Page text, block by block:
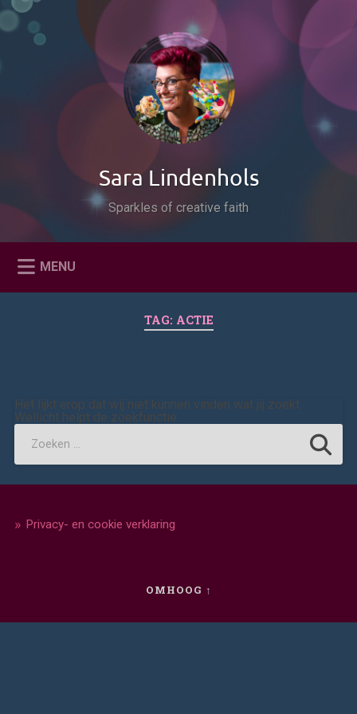
Naar
inhoud
Zoeken
Sara Lindenhols
Sparkles of creative faith
MENU
TAG: ACTIE
Het lijkt erop dat wij niet kunnen vinden wat jij zoekt.
Wellicht helpt de zoekfunctie.
Privacy- en cookie verklaring
OMHOOG ↑